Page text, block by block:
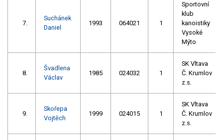
7.
Suchánek
Daniel
1993 064021 1
Sportovní
klub
kanoistiky
Vysoké
Mýto
8.
Švadlena
Václav
1985 024032 1
SK Vltava
Č. Krumlov
z.s.
9.
Skořepa
Vojtěch
1999 024015 1
SK Vltava
Č. Krumlov
z.s.